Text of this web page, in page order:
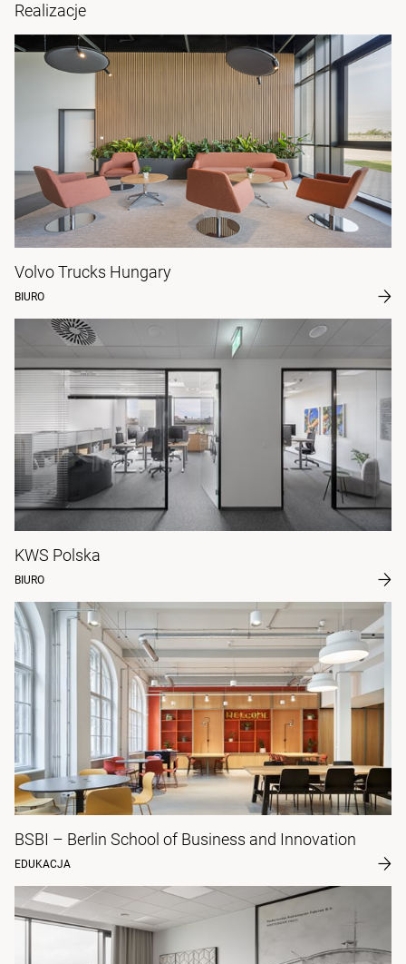
Realizacje
Volvo Trucks Hungary
BIURO
KWS Polska
BIURO
BSBI – Berlin School of Business and Innovation
EDUKACJA